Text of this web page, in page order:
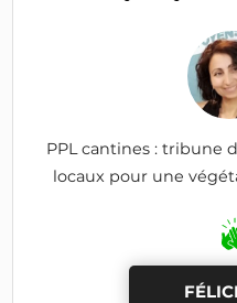
PPL cantines : tribune
locaux pour une